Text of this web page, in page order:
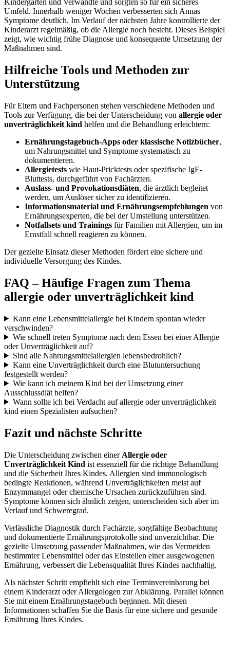
Kindergarten und Verwandte und sorgten so für ein sicheres
Umfeld. Innerhalb weniger Wochen verbesserten sich Annas
Symptome deutlich. Im Verlauf der nächsten Jahre kontrollierte der
Kinderarzt regelmäßig, ob die Allergie noch besteht. Dieses Beispiel
zeigt, wie wichtig frühe Diagnose und konsequente Umsetzung der
Maßnahmen sind.
Hilfreiche Tools und Methoden zur
Unterstützung
Für Eltern und Fachpersonen stehen verschiedene Methoden und
Tools zur Verfügung, die bei der Unterscheidung von allergie oder
unverträglichkeit kind helfen und die Behandlung erleichtern:
Ernährungstagebuch-Apps oder klassische Notizbücher,
um Nahrungsmittel und Symptome systematisch zu
dokumentieren.
Allergietests wie Haut-Pricktests oder spezifische IgE-
Bluttests, durchgeführt von Fachärzten.
Auslass- und Provokationsdiäten, die ärztlich begleitet
werden, um Auslöser sicher zu identifizieren.
Informationsmaterial und Ernährungsempfehlungen von
Ernährungsexperten, die bei der Umstellung unterstützen.
Notfallsets und Trainings für Familien mit Allergien, um im
Ernstfall schnell reagieren zu können.
Der gezielte Einsatz dieser Methoden fördert eine sichere und
individuelle Versorgung des Kindes.
FAQ – Häufige Fragen zum Thema
allergie oder unverträglichkeit kind
Kann eine Lebensmittelallergie bei Kindern spontan wieder
verschwinden?
Wie schnell treten Symptome nach dem Essen bei einer Allergie
oder Unverträglichkeit auf?
Sind alle Nahrungsmittelallergien lebensbedrohlich?
Kann eine Unverträglichkeit durch eine Blutuntersuchung
festgestellt werden?
Wie kann ich meinem Kind bei der Umsetzung einer
Ausschlussdiät helfen?
Wann sollte ich bei Verdacht auf allergie oder unverträglichkeit
kind einen Spezialisten aufsuchen?
Fazit und nächste Schritte
Die Unterscheidung zwischen einer Allergie oder
Unverträglichkeit Kind ist essenziell für die richtige Behandlung
und die Sicherheit Ihres Kindes. Allergien sind immunologisch
bedingte Reaktionen, während Unverträglichkeiten meist auf
Enzymmangel oder chemische Ursachen zurückzuführen sind.
Symptome können sich ähnlich zeigen, unterscheiden sich aber im
Verlauf und Schweregrad.
Verlässliche Diagnostik durch Fachärzte, sorgfältige Beobachtung
und dokumentierte Ernährungsprotokolle sind unverzichtbar. Die
gezielte Umsetzung passender Maßnahmen, wie das Vermeiden
bestimmter Lebensmittel oder das Einstellen einer ausgewogenen
Ernährung, verbessert die Lebensqualität Ihres Kindes nachhaltig.
Als nächster Schritt empfiehlt sich eine Terminvereinbarung bei
einem Kinderarzt oder Allergologen zur Abklärung. Parallel können
Sie mit einem Ernährungstagebuch beginnen. Mit diesen
Informationen schaffen Sie die Basis für eine sichere und gesunde
Ernährung Ihres Kindes.